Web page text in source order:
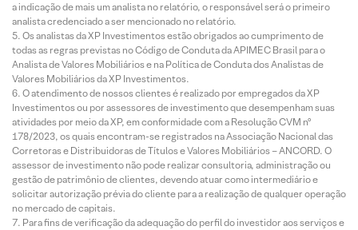
a indicação de mais um analista no relatório, o responsável será o primeiro
analista credenciado a ser mencionado no relatório.
Os analistas da XP Investimentos estão obrigados ao cumprimento de
todas as regras previstas no Código de Conduta da APIMEC Brasil para o
Analista de Valores Mobiliários e na Política de Conduta dos Analistas de
Valores Mobiliários da XP Investimentos.
O atendimento de nossos clientes é realizado por empregados da XP
Investimentos ou por assessores de investimento que desempenham suas
atividades por meio da XP, em conformidade com a Resolução CVM nº
178/2023, os quais encontram-se registrados na Associação Nacional das
Corretoras e Distribuidoras de Títulos e Valores Mobiliários – ANCORD. O
assessor de investimento não pode realizar consultoria, administração ou
gestão de patrimônio de clientes, devendo atuar como intermediário e
solicitar autorização prévia do cliente para a realização de qualquer operação
no mercado de capitais.
Para fins de verificação da adequação do perfil do investidor aos serviços e